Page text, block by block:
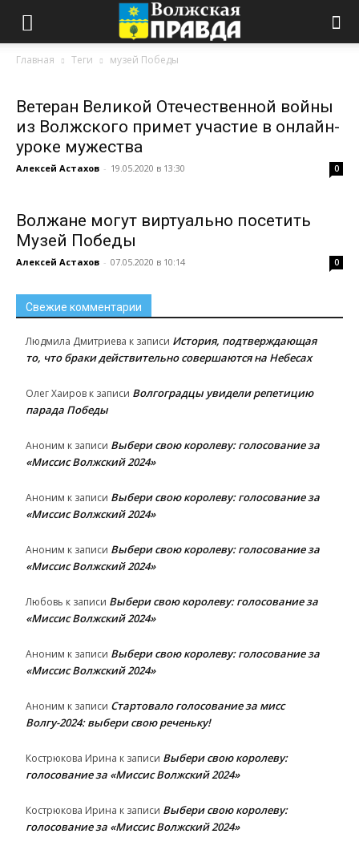
Главная Теги музей Победы
Ветеран Великой Отечественной войны
из Волжского примет участие в онлайн-
уроке мужества
Алексей Астахов - 19.05.2020 в 13:30 0
Волжане могут виртуально посетить
Музей Победы
Алексей Астахов - 07.05.2020 в 10:14 0
Свежие комментарии
Людмила Дмитриева к записи История, подтверждающая
то, что браки действительно совершаются на Небесах
Олег Хаиров к записи Волгоградцы увидели репетицию
парада Победы
Аноним к записи Выбери свою королеву: голосование за
«Миссис Волжский 2024»
Аноним к записи Выбери свою королеву: голосование за
«Миссис Волжский 2024»
Аноним к записи Выбери свою королеву: голосование за
«Миссис Волжский 2024»
Любовь к записи Выбери свою королеву: голосование за
«Миссис Волжский 2024»
Аноним к записи Выбери свою королеву: голосование за
«Миссис Волжский 2024»
Аноним к записи Стартовало голосование за мисс
Волгу-2024: выбери свою реченьку!
Кострюкова Ирина к записи Выбери свою королеву:
голосование за «Миссис Волжский 2024»
Кострюкова Ирина к записи Выбери свою королеву:
голосование за «Миссис Волжский 2024»